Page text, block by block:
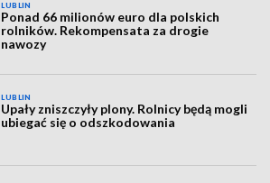
LUBLIN
Ponad 66 milionów euro dla polskich
rolników. Rekompensata za drogie
nawozy
LUBLIN
Upały zniszczyły plony. Rolnicy będą mogli
ubiegać się o odszkodowania